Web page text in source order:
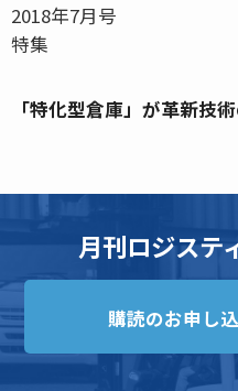
2018年7月号
特集
「特化型倉庫」が革新技
月刊ロジステ
購読のお申し